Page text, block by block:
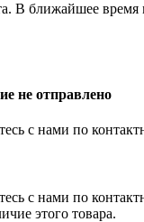
В ближайшее время
не отправлено
с нами по
с нами по
этого товара.